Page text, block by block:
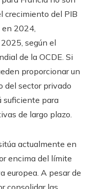
crecimiento del PIB
en 2024,
según el
de la OCDE. Si
proporcionar un
del sector privado
suficiente para
de largo plazo.
actualmente en
encima del límite
europea. A pesar de
consolidar las